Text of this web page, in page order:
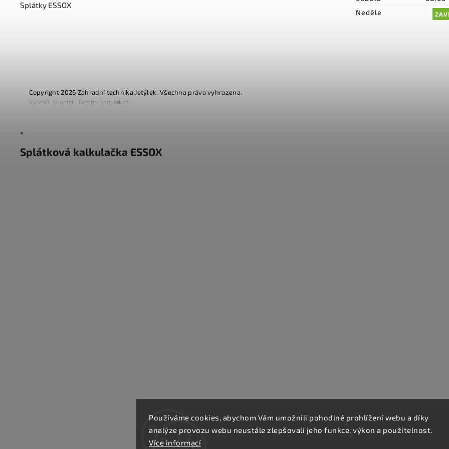
Používáme cookies, abychom Vám umožnili pohodlné prohlížení webu a díky
analýze provozu webu neustále zlepšovali jeho funkce, výkon a použitelnost.
Více informací
Splátky ESSOX
Neděle
Copyright 2026 Zahradní technika Jetýlek. Všechna práva vyhrazena.
VytvořilShoptet | DesignShoptak.cz
×
Splátková kalkulačka ESSOX